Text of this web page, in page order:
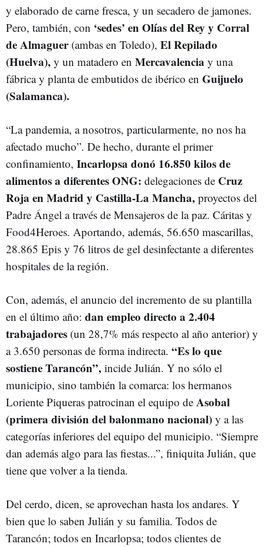
y elaborado de carne fresca, y un secadero de jamones.
Pero, también, con ‘sedes’ en Olías del Rey y Corral
de Almaguer(ambas en Toledo), El Repilado
(Huelva), y un matadero en Mercavalencia y una
fábrica y planta de embutidos de ibérico en Guijuelo
(Salamanca).
“La pandemia, a nosotros, particularmente, no nos ha
afectado mucho”. De hecho, durante el primer
confinamiento, Incarlopsa donó 16.850 kilos de
alimentos a diferentes ONG: delegaciones de Cruz
Roja en Madrid y Castilla-La Mancha, proyectos del
Padre Ángel a través de Mensajeros de la paz. Cáritas y
Food4Heroes. Aportando, además, 56.650 mascarillas,
28.865 Epis y 76 litros de gel desinfectante a diferentes
hospitales de la región.
Con, además, el anuncio del incremento de su plantilla
en el último año: dan empleo directo a 2.404
trabajadores (un 28,7% más respecto al año anterior) y
a 3.650 personas de forma indirecta. “Es lo que
sostiene Tarancón”, incide Julián. Y no sólo el
municipio, sino también la comarca: los hermanos
Loriente Piqueras patrocinan el equipo de Asobal
(primera división del balonmano nacional) y a las
categorías inferiores del equipo del municipio. “Siempre
dan además algo para las fiestas...”, finiquita Julián, que
tiene que volver a la tienda.
Del cerdo, dicen, se aprovechan hasta los andares. Y
bien que lo saben Julián y su familia. Todos de
Tarancón; todos en Incarlopsa; todos clientes de